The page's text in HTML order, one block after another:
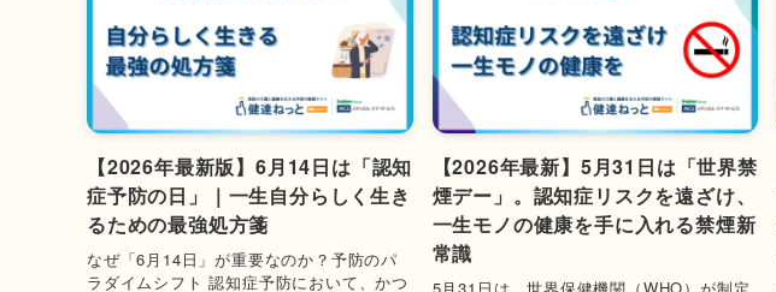
【2026年最新版】6月14日は「認知
症予防の日」｜一生自分らしく生き
るための最強処方箋
なぜ「6月14日」が重要なのか？予防のパ
ラダイムシフト 認知症予防において、かつ
【2026年最新】5月31日は「世界禁
煙デー」。認知症リスクを遠ざけ、
一生モノの健康を手に入れる禁煙新
常識